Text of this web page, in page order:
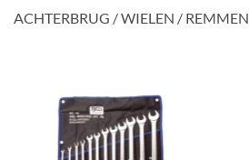
ACHTERBRUG / WIELEN / REMMEN